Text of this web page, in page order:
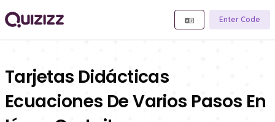
Enter Code
Tarjetas Didácticas
Ecuaciones De Varios Pasos En